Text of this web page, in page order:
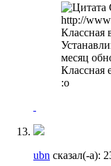
http://
Классная
месяц
Классная
:o
ubn сказал(-а):